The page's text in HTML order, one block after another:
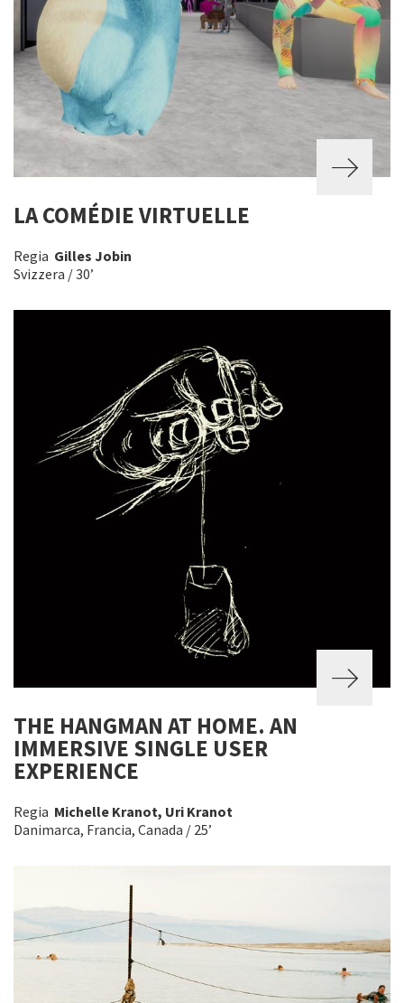
LA COMÉDIE VIRTUELLE
Regia Gilles Jobin
Svizzera / 30’
THE HANGMAN AT HOME. AN
IMMERSIVE SINGLE USER
EXPERIENCE
Regia Michelle Kranot, Uri Kranot
Danimarca, Francia, Canada / 25’